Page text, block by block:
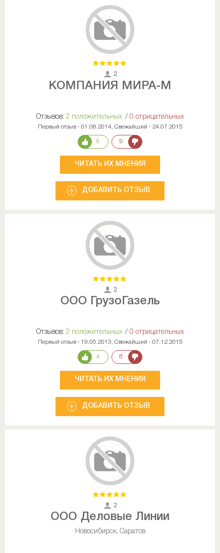
2
КОМПАНИЯ МИРА-М
Отзывов: 2 положительных / 0 отрицательных
Первый отзыв - 01.08.2014, Свежайший - 24.07.2015
6 9
ЧИТАТЬ ИХ МНЕНИЯ
ДОБАВИТЬ ОТЗЫВ
2
ООО ГрузоГазель
Отзывов: 2 положительных / 0 отрицательных
Первый отзыв - 19.05.2013, Свежайший - 07.12.2015
4 8
ЧИТАТЬ ИХ МНЕНИЯ
ДОБАВИТЬ ОТЗЫВ
2
ООО Деловые Линии
Новосибирск, Саратов